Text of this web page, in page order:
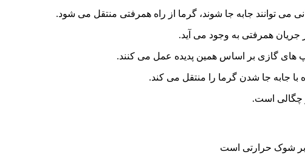
می توانند جابه جا شوند، گرما از راه همرفتی منتقل می شود.
جریان همرفتی به وجود می آید.
های گازی بر اساس همین پدیده عمل می کنند.
جابه جا شدن گرما را منتقل می کند.
چگالی است.
شوک حرارتی است